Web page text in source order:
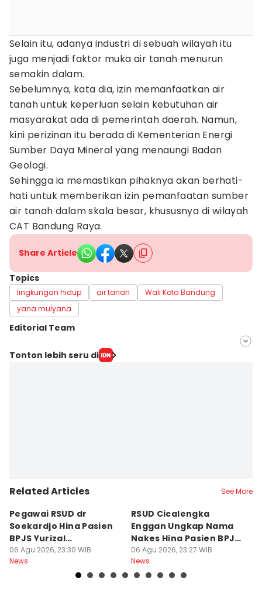
Selain itu, adanya industri di sebuah wilayah itu
juga menjadi faktor muka air tanah menurun
semakin dalam.
Sebelumnya, kata dia, izin memanfaatkan air
tanah untuk keperluan selain kebutuhan air
masyarakat ada di pemerintah daerah. Namun,
kini perizinan itu berada di Kementerian Energi
Sumber Daya Mineral yang menaungi Badan
Geologi.
Sehingga ia memastikan pihaknya akan berhati-
hati untuk memberikan izin pemanfaatan sumber
air tanah dalam skala besar, khususnya di wilayah
CAT Bandung Raya.
Share Article
Topics
lingkungan hidup air tanah
Wali Kota Bandung
yana mulyana
Editorial Team
Editor
Tonton lebih seru di
Related Articles See More
Pegawai RSUD dr
Soekardjo Hina Pasien
BPJS Yurizal
Mengundurkan Diri
06 Agu 2026, 23:30 WIB
News
RSUD Cicalengka
Enggan Ungkap Nama
Nakes Hina Pasien BPJS
Yurizal
06 Agu 2026, 23:27 WIB
News